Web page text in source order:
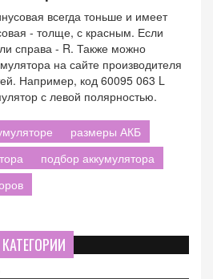
всегда тоньше и имеет
- толще, с красным. Если
справа - R. Также можно
на сайте производителя
Например, код 60095 063 L
с левой полярностью.
размеры АКБ
подбор аккумулятора
КАТЕГОРИИ